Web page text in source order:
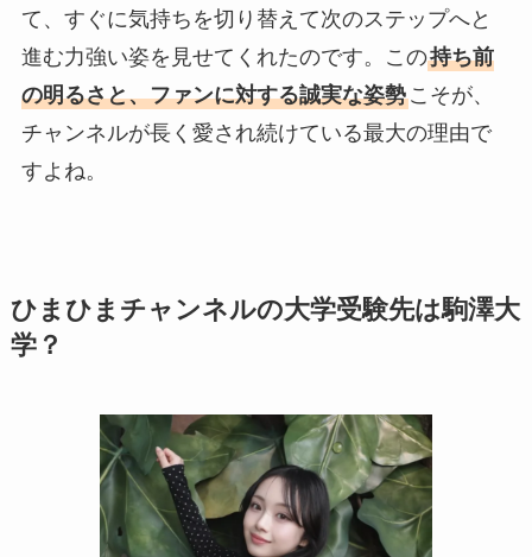
て、すぐに気持ちを切り替えて次のステップへと
進む力強い姿を見せてくれたのです。この持ち前
の明るさと、ファンに対する誠実な姿勢こそが、
チャンネルが長く愛され続けている最大の理由で
すよね。
ひまひまチャンネルの大学受験先は駒澤大
学？